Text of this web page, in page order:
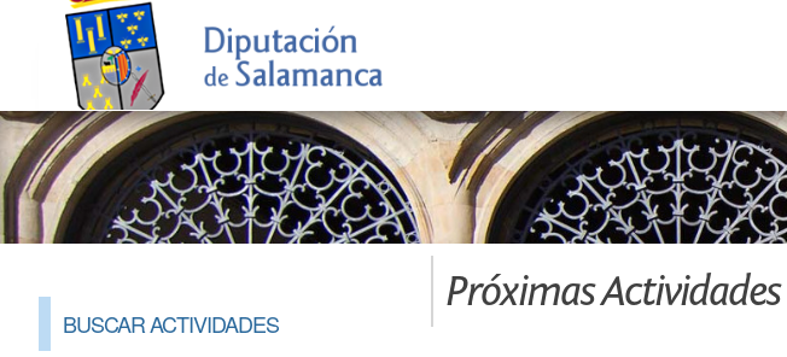
BUSCAR ACTIVIDADES
Próximas